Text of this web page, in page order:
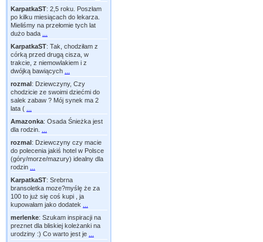
KarpatkaST: 2,5 roku. Poszłam
po kilku miesiącach do lekarza.
Mieliśmy na przełomie tych lat
dużo bada
KarpatkaST: Tak, chodziłam z
córką przed drugą cisza, w
trakcie, z niemowlakiem i z
dwójką bawiących
rozmal: Dziewczyny, Czy
chodzicie ze swoimi dziećmi do
salek zabaw ? Mój synek ma 2
lata (
Amazonka: Osada Śnieżka jest
dla rodzin.
rozmal: Dziewczyny czy macie
do polecenia jakiś hotel w Polsce
(góry/morze/mazury) idealny dla
rodzin
KarpatkaST: Srebrna
bransoletka moze?myślę że za
100 to już się coś kupi , ja
kupowałam jako dodatek
merlenke: Szukam inspiracji na
preznet dla bliskiej koleżanki na
urodziny :) Co warto jest je